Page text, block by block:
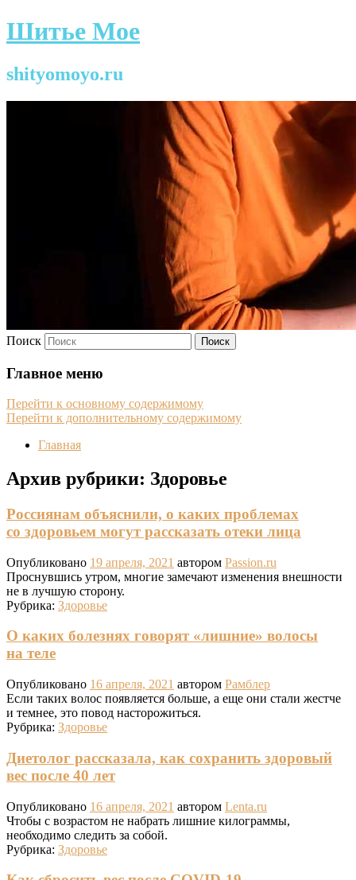
Шитье Мое
shityomoyo.ru
Поиск
Главное меню
Перейти к основному содержимому
Перейти к дополнительному содержимому
Главная
Архив рубрики: Здоровье
Россиянам объяснили, о каких проблемах
со здоровьем могут рассказать отеки лица
Опубликовано 19 апреля, 2021 автором Passion.ru
Проснувшись утром, многие замечают изменения внешности
не в лучшую сторону.
Рубрика: Здоровье
О каких болезнях говорят «лишние» волосы
на теле
Опубликовано 16 апреля, 2021 автором Рамблер
Если таких волос появляется больше, а еще они стали жестче
и темнее, это повод насторожиться.
Рубрика: Здоровье
Диетолог рассказала, как сохранить здоровый
вес после 40 лет
Опубликовано 16 апреля, 2021 автором Lenta.ru
Чтобы с возрастом не набрать лишние килограммы,
необходимо следить за собой.
Рубрика: Здоровье